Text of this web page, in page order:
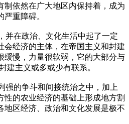
制依然在广大地区内保持着，成为
重障碍。
并在政治、文化生活中起了一定
会经济的主体，在帝国主义和封建
缓慢，力量很软弱，它的大部分与
建主义或多或少有联系。
强的争斗和间接统治之中，加上
性的农业经济的基础上形成地方割
地区经济、政治和文化发展是极不